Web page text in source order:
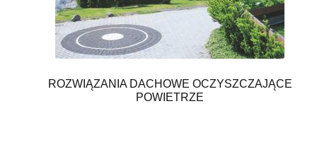
ROZWIĄZANIA DACHOWE OCZYSZCZAJĄCE
POWIETRZE